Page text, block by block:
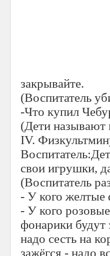
закрывайте.
(Воспитатель
-Что купил
(Дети называют
IV.
свои игрушки,
(Воспитатель
- У кого желтые
- У кого
фонарики будут
надо сесть на
зажёгся - надо